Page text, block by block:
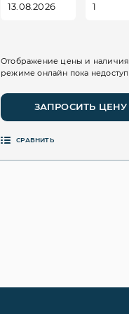
Отображение цены и наличия
режиме онлайн пока
ЗАПРОСИТЬ ЦЕНУ
СРАВНИТЬ